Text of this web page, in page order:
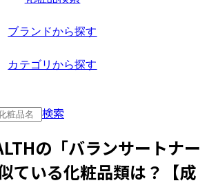
ブランドから探す
カテゴリから探す
検索
の「バランサートナー
ている化粧品類は？【成